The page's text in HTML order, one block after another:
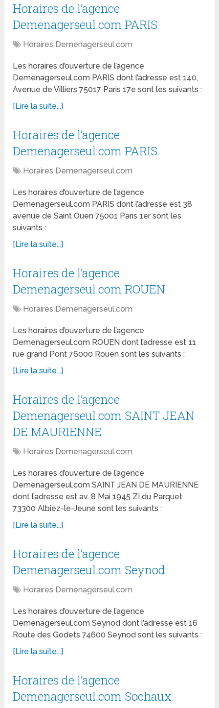
Horaires de l’agence
Demenagerseul.com PARIS
Horaires Demenagerseul.com
Les horaires d’ouverture de l’agence
Demenagerseul.com PARIS dont l’adresse est 140,
Avenue de Villiers 75017 Paris 17e sont les suivants :
[Lire la suite...]
Horaires de l’agence
Demenagerseul.com PARIS
Horaires Demenagerseul.com
Les horaires d’ouverture de l’agence
Demenagerseul.com PARIS dont l’adresse est 38
avenue de Saint Ouen 75001 Paris 1er sont les
suivants :
[Lire la suite...]
Horaires de l’agence
Demenagerseul.com ROUEN
Horaires Demenagerseul.com
Les horaires d’ouverture de l’agence
Demenagerseul.com ROUEN dont l’adresse est 11
rue grand Pont 76000 Rouen sont les suivants :
[Lire la suite...]
Horaires de l’agence
Demenagerseul.com SAINT JEAN
DE MAURIENNE
Horaires Demenagerseul.com
Les horaires d’ouverture de l’agence
Demenagerseul.com SAINT JEAN DE MAURIENNE
dont l’adresse est av. 8 Mai 1945 ZI du Parquet
73300 Albiez-le-Jeune sont les suivants :
[Lire la suite...]
Horaires de l’agence
Demenagerseul.com Seynod
Horaires Demenagerseul.com
Les horaires d’ouverture de l’agence
Demenagerseul.com Seynod dont l’adresse est 16
Route des Godets 74600 Seynod sont les suivants :
[Lire la suite...]
Horaires de l’agence
Demenagerseul.com Sochaux